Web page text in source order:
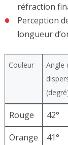
réfraction
Perception
longueur
Couleur
Angle
Rouge 42°
Orange
41°